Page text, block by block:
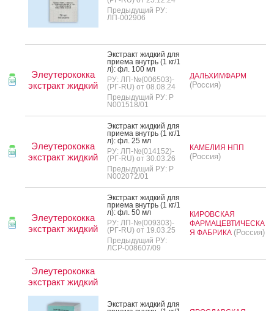
Предыдущий РУ:
ЛП-002906
Элеутерококка
экстракт жидкий
Экс­тракт жид­кий для
при­ема внутрь (1 кг/1
л): фл. 100 мл
РУ: ЛП-№(006503)-
(РГ-RU) от 08.08.24
Предыдущий РУ: Р
N001518/01
ДАЛЬХИМФАРМ
(Россия)
Элеутерококка
экстракт жидкий
Экс­тракт жид­кий для
при­ема внутрь (1 кг/1
л): фл. 25 мл
РУ: ЛП-№(014152)-
(РГ-RU) от 30.03.26
Предыдущий РУ: Р
N002072/01
КАМЕЛИЯ НПП
(Россия)
Элеутерококка
экстракт жидкий
Экс­тракт жид­кий для
при­ема внутрь (1 кг/1
л): фл. 50 мл
РУ: ЛП-№(009303)-
(РГ-RU) от 19.03.25
Предыдущий РУ:
ЛСР-008607/09
КИРОВСКАЯ
ФАРМАЦЕВТИЧЕСКА
Я ФАБРИКА (Россия)
Элеутерококка
экстракт жидкий
Экс­тракт жид­кий для